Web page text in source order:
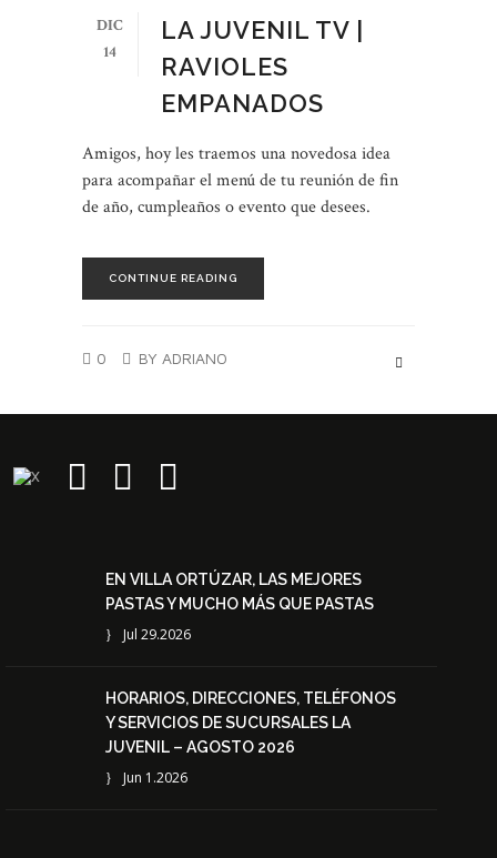
DIC
14
LA JUVENIL TV |
RAVIOLES
EMPANADOS
Amigos, hoy les traemos una novedosa idea
para acompañar el menú de tu reunión de fin
de año, cumpleaños o evento que desees.
CONTINUE READING
0 BY ADRIANO
EN VILLA ORTÚZAR, LAS MEJORES
PASTAS Y MUCHO MÁS QUE PASTAS
Jul 29.2026
HORARIOS, DIRECCIONES, TELÉFONOS
Y SERVICIOS DE SUCURSALES LA
JUVENIL – AGOSTO 2026
Jun 1.2026